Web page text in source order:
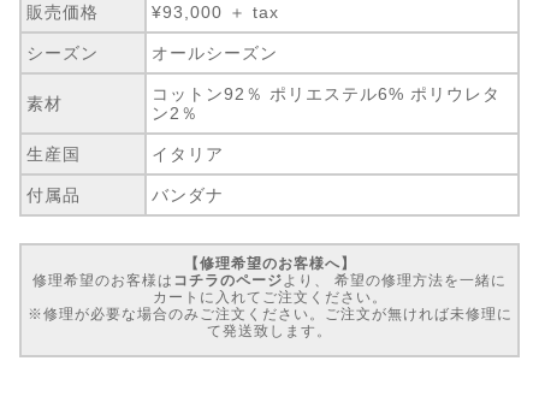
販売価格 ¥93,000 ＋ tax
シーズン オールシーズン
素材
コットン92％ ポリエステル6% ポリウレタ
ン2％
生産国 イタリア
付属品 バンダナ
【修理希望のお客様へ】
修理希望のお客様は コチラのページ より、 希望の修理方法を一緒に
カートに入れてご注文ください。
※修理が必要な場合のみご注文ください。ご注文が無ければ未修理に
て発送致します。